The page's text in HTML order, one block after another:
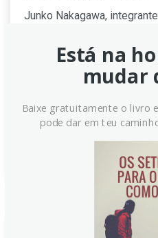
Junko Nakagawa,
banco central buscará
informações antes de
medida busca evitar
últimos anos, segundo a
Continue lendo
Está na
mudar
Baixe gratuitamente o livro
pode dar em teu